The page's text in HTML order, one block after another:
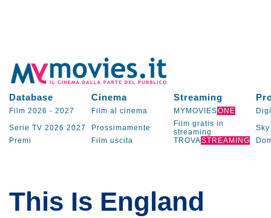
Database Cinema Streaming
Film 2026 - 2027 Film al cinema MYMOVIESONE
Serie TV 2026 2027 Prossimamente
Film gratis in
streaming
Sky
Premi
Film uscita TROVASTREAMING
This Is England